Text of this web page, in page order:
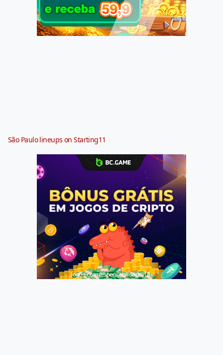
São Paulo lineups on Starting11
Jogue com responsabilidade. 18+